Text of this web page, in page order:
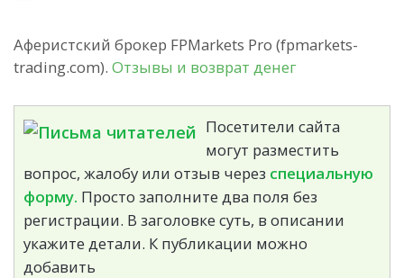
Аферистский брокер FPMarkets Pro (fpmarkets-
trading.com). Отзывы и возврат денег
Посетители сайта
могут разместить
вопрос, жалобу или отзыв через специальную
форму. Просто заполните два поля без
регистрации. В заголовке суть, в описании
укажите детали. К публикации можно
добавить